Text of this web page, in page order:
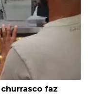
faz